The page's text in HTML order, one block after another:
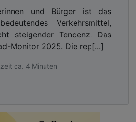
und Bürger ist das
Verkehrsmittel,
steigender Tendenz. Das
Monitor 2025. Die rep[...]
ca. 4 Minuten